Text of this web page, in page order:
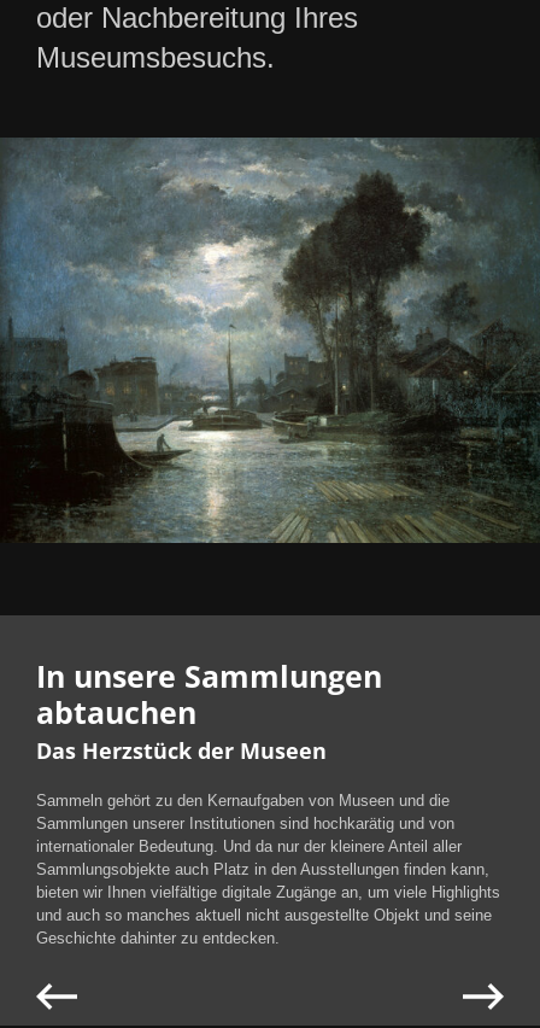
oder Nachbereitung Ihres
Museumsbesuchs.
In unsere Sammlungen
abtauchen
Das Herzstück der Museen
Sammeln gehört zu den Kernaufgaben von Museen und die
Sammlungen unserer Institutionen sind hochkarätig und von
internationaler Bedeutung. Und da nur der kleinere Anteil aller
Sammlungsobjekte auch Platz in den Ausstellungen finden kann,
bieten wir Ihnen vielfältige digitale Zugänge an, um viele Highlights
und auch so manches aktuell nicht ausgestellte Objekt und seine
Geschichte dahinter zu entdecken.